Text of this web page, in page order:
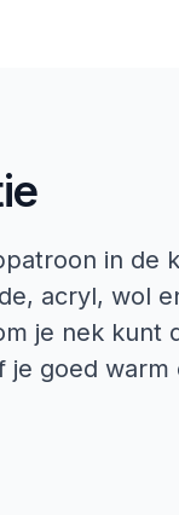
in de
acryl, wol
je nek kunt
je goed